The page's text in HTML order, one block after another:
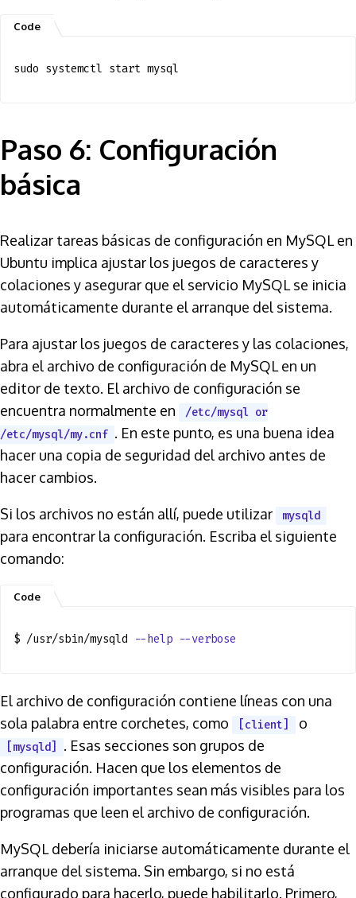
sudo systemctl start mysql
Paso 6: Configuración
básica
Realizar tareas básicas de configuración en MySQL en
Ubuntu implica ajustar los juegos de caracteres y
colaciones y asegurar que el servicio MySQL se inicia
automáticamente durante el arranque del sistema.
Para ajustar los juegos de caracteres y las colaciones,
abra el archivo de configuración de MySQL en un
editor de texto. El archivo de configuración se
encuentra normalmente en
/etc/mysql or
/etc/mysql/my.cnf . En este punto, es una buena idea
hacer una copia de seguridad del archivo antes de
hacer cambios.
Si los archivos no están allí, puede utilizar mysqld
para encontrar la configuración. Escriba el siguiente
comando:
$ /usr/sbin/mysqld --help --verbose
El archivo de configuración contiene líneas con una
sola palabra entre corchetes, como
[client] o
[mysqld]
. Esas secciones son grupos de
configuración. Hacen que los elementos de
configuración importantes sean más visibles para los
programas que leen el archivo de configuración.
MySQL debería iniciarse automáticamente durante el
arranque del sistema. Sin embargo, si no está
configurado para hacerlo, puede habilitarlo. Primero,